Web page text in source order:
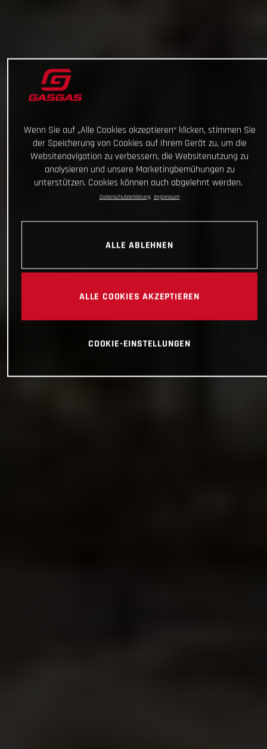
Wenn Sie auf „Alle Cookies akzeptieren“ klicken, stimmen Sie
der Speicherung von Cookies auf Ihrem Gerät zu, um die
Websitenavigation zu verbessern, die Websitenutzung zu
analysieren und unsere Marketingbemühungen zu
unterstützen. Cookies können auch abgelehnt werden.
Datenschutzerklärung Impressum
ALLE ABLEHNEN
ALLE COOKIES AKZEPTIEREN
COOKIE-EINSTELLUNGEN